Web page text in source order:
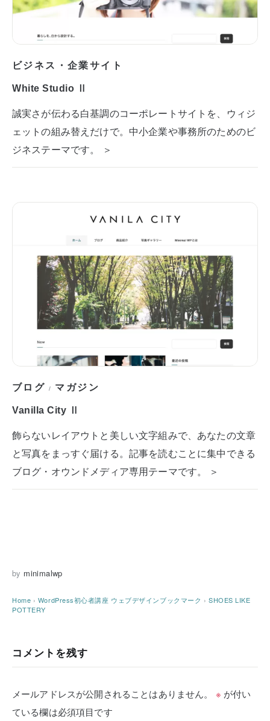
ビジネス・企業サイト
White Studio Ⅱ
誠実さが伝わる白基調のコーポレートサイトを、ウィジ
ェットの組み替えだけで。中小企業や事務所のためのビ
ジネステーマです。 ＞
ブログ / マガジン
Vanilla City Ⅱ
飾らないレイアウトと美しい文字組みで、あなたの文章
と写真をまっすぐ届ける。記事を読むことに集中できる
ブログ・オウンドメディア専用テーマです。 ＞
by minimalwp
Home › WordPress初心者講座 ウェブデザインブックマーク › SHOES LIKE
POTTERY
コメントを残す
メールアドレスが公開されることはありません。 ※ が付い
ている欄は必須項目です